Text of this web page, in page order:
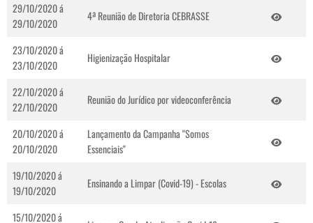
29/10/2020 á
29/10/2020
4ª Reunião de Diretoria CEBRASSE
23/10/2020 á
23/10/2020
Higienização Hospitalar
22/10/2020 á
22/10/2020
Reunião do Jurídico por videoconferência
20/10/2020 á
20/10/2020
Lançamento da Campanha "Somos
Essenciais"
19/10/2020 á
19/10/2020
Ensinando a Limpar (Covid-19) - Escolas
15/10/2020 á